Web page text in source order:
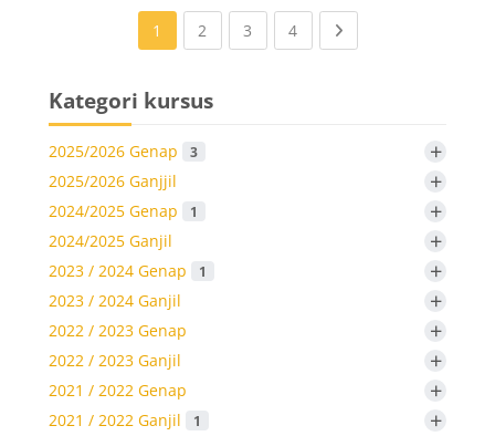
1 2 (current)
3 (current)
4(current)Next page
Kategori kursus
2025/2026 Genap 3 +
2025/2026 Ganjjil +
2024/2025 Genap 1 +
2024/2025 Ganjil +
2023 / 2024 Genap 1 +
2023 / 2024 Ganjil +
2022 / 2023 Genap +
2022 / 2023 Ganjil +
2021 / 2022 Genap +
2021 / 2022 Ganjil 1 +